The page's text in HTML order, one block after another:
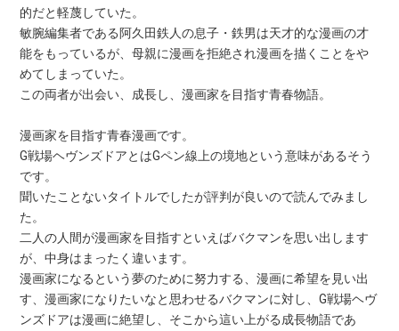
的だと軽蔑していた。
敏腕編集者である阿久田鉄人の息子・鉄男は天才的な漫画の才
能をもっているが、母親に漫画を拒絶され漫画を描くことをや
めてしまっていた。
この両者が出会い、成長し、漫画家を目指す青春物語。
漫画家を目指す青春漫画です。
G戦場ヘヴンズドアとはGペン線上の境地という意味があるそう
です。
聞いたことないタイトルでしたが評判が良いので読んでみまし
た。
二人の人間が漫画家を目指すといえばバクマンを思い出します
が、中身はまったく違います。
漫画家になるという夢のために努力する、漫画に希望を見い出
す、漫画家になりたいなと思わせるバクマンに対し、G戦場ヘヴ
ンズドアは漫画に絶望し、そこから這い上がる成長物語であ